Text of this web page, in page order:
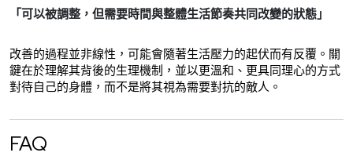
「可以被調整，但需要時間與整體生活節奏共同改變的狀態」
改善的過程並非線性，可能會隨著生活壓力的起伏而有反覆。關
鍵在於理解其背後的生理機制，並以更溫和、更具同理心的方式
對待自己的身體，而不是將其視為需要對抗的敵人。
FAQ